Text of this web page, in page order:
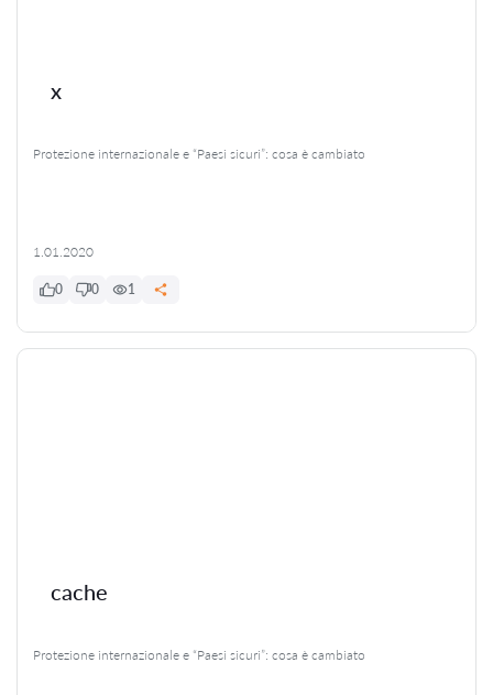
x
Protezione internazionale e “Paesi sicuri”: cosa è cambiato
1.01.2020
0 0 1
cache
Protezione internazionale e “Paesi sicuri”: cosa è cambiato